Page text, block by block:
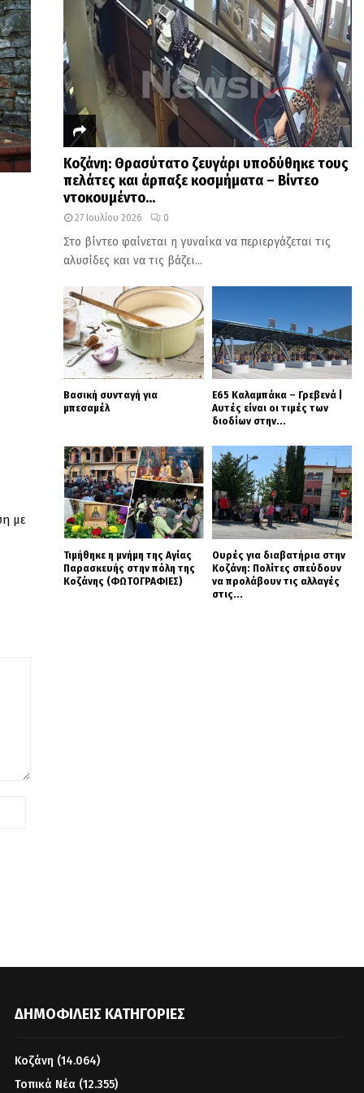
με
Κοζάνη: Θρασύτατο ζευγάρι υποδύθηκε τους
πελάτες και άρπαξε κοσμήματα – Βίντεο
ντοκουμέντο...
27 Ιουλίου 2026 0
Στο βίντεο φαίνεται η γυναίκα να περιεργάζεται τις
αλυσίδες και να τις βάζει...
Βασική συνταγή για
μπεσαμέλ
Ε65 Καλαμπάκα – Γρεβενά |
Αυτές είναι οι τιμές των
διοδίων στην...
Τιμήθηκε η μνήμη της Αγίας
Παρασκευής στην πόλη της
Κοζάνης (ΦΩΤΟΓΡΑΦΙΕΣ)
Ουρές για διαβατήρια στην
Κοζάνη: Πολίτες σπεύδουν
να προλάβουν τις αλλαγές
στις...
ΔΗΜΟΦΙΛΕΊΣ ΚΑΤΗΓΟΡΊΕΣ
Κοζάνη (14.064)
Τοπικά Νέα (12.355)